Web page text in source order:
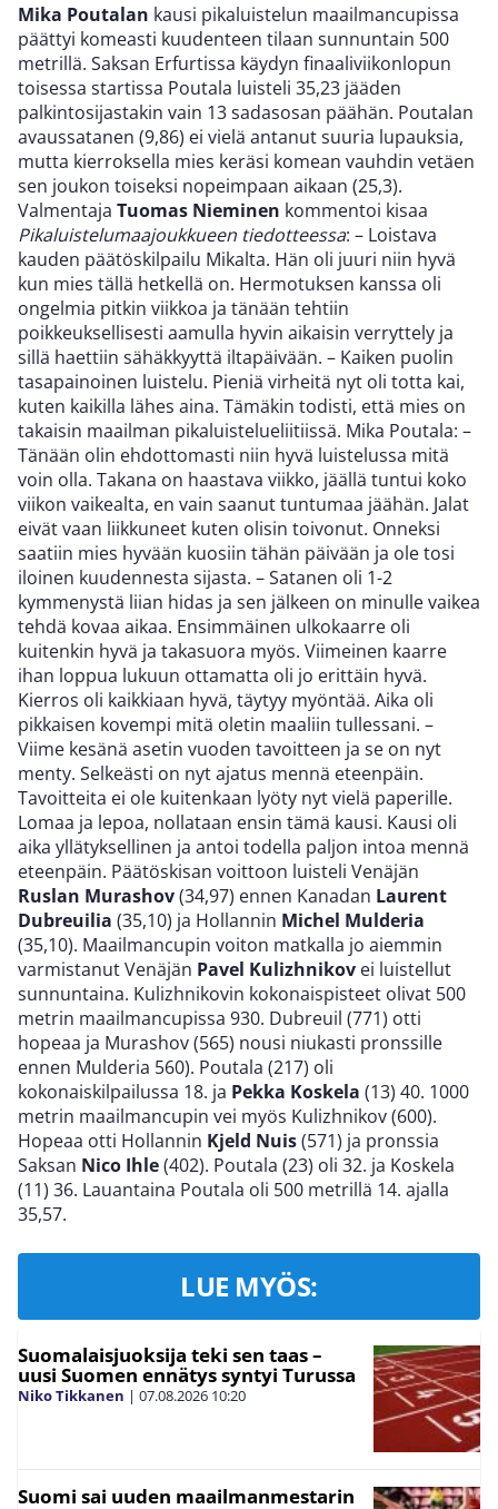
Mika Poutalan kausi pikaluistelun maailmancupissa
päättyi komeasti kuudenteen tilaan sunnuntain 500
metrillä. Saksan Erfurtissa käydyn finaaliviikonlopun
toisessa startissa Poutala luisteli 35,23 jääden
palkintosijastakin vain 13 sadasosan päähän. Poutalan
avaussatanen (9,86) ei vielä antanut suuria lupauksia,
mutta kierroksella mies keräsi komean vauhdin vetäen
sen joukon toiseksi nopeimpaan aikaan (25,3).
Valmentaja Tuomas Nieminen kommentoi kisaa
Pikaluistelumaajoukkueen tiedotteessa: – Loistava
kauden päätöskilpailu Mikalta. Hän oli juuri niin hyvä
kun mies tällä hetkellä on. Hermotuksen kanssa oli
ongelmia pitkin viikkoa ja tänään tehtiin
poikkeuksellisesti aamulla hyvin aikaisin verryttely ja
sillä haettiin sähäkkyyttä iltapäivään. – Kaiken puolin
tasapainoinen luistelu. Pieniä virheitä nyt oli totta kai,
kuten kaikilla lähes aina. Tämäkin todisti, että mies on
takaisin maailman pikaluistelueliitiissä. Mika Poutala: –
Tänään olin ehdottomasti niin hyvä luistelussa mitä
voin olla. Takana on haastava viikko, jäällä tuntui koko
viikon vaikealta, en vain saanut tuntumaa jäähän. Jalat
eivät vaan liikkuneet kuten olisin toivonut. Onneksi
saatiin mies hyvään kuosiin tähän päivään ja ole tosi
iloinen kuudennesta sijasta. – Satanen oli 1-2
kymmenystä liian hidas ja sen jälkeen on minulle vaikea
tehdä kovaa aikaa. Ensimmäinen ulkokaarre oli
kuitenkin hyvä ja takasuora myös. Viimeinen kaarre
ihan loppua lukuun ottamatta oli jo erittäin hyvä.
Kierros oli kaikkiaan hyvä, täytyy myöntää. Aika oli
pikkaisen kovempi mitä oletin maaliin tullessani. –
Viime kesänä asetin vuoden tavoitteen ja se on nyt
menty. Selkeästi on nyt ajatus mennä eteenpäin.
Tavoitteita ei ole kuitenkaan lyöty nyt vielä paperille.
Lomaa ja lepoa, nollataan ensin tämä kausi. Kausi oli
aika yllätyksellinen ja antoi todella paljon intoa mennä
eteenpäin. Päätöskisan voittoon luisteli Venäjän
Ruslan Murashov(34,97) ennen Kanadan Laurent
Dubreuilia (35,10) ja Hollannin Michel Mulderia
(35,10). Maailmancupin voiton matkalla jo aiemmin
varmistanut Venäjän Pavel Kulizhnikov ei luistellut
sunnuntaina. Kulizhnikovin kokonaispisteet olivat 500
metrin maailmancupissa 930. Dubreuil (771) otti
hopeaa ja Murashov (565) nousi niukasti pronssille
ennen Mulderia 560). Poutala (217) oli
kokonaiskilpailussa 18. ja Pekka Koskela (13) 40. 1000
metrin maailmancupin vei myös Kulizhnikov (600).
Hopeaa otti Hollannin Kjeld Nuis(571) ja pronssia
Saksan Nico Ihle(402). Poutala (23) oli 32. ja Koskela
(11) 36. Lauantaina Poutala oli 500 metrillä 14. ajalla
35,57.
LUE MYÖS:
Suomalaisjuoksija teki sen taas –
uusi Suomen ennätys syntyi Turussa
Niko Tikkanen | 07.08.2026 10:20
Suomi sai uuden maailmanmestarin